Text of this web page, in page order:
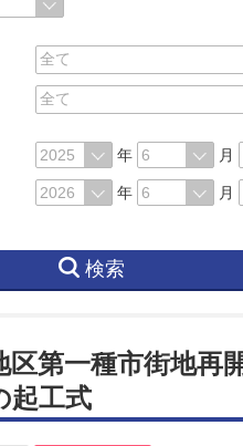
年 月
年
月
検索
区第一種市街地再
工式